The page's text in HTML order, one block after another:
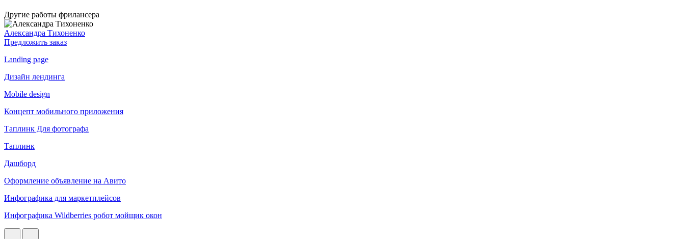
Другие работы фрилансера
Александра Тихоненко
Предложить заказ
Landing page
Дизайн лендинга
Mobile design
Концепт мобильного приложения
Таплинк Для фотографа
Таплинк
Дашборд
Оформление объявление на Авито
Инфографика для маркетплейсов
Инфографика Wildberries робот мойщик окон